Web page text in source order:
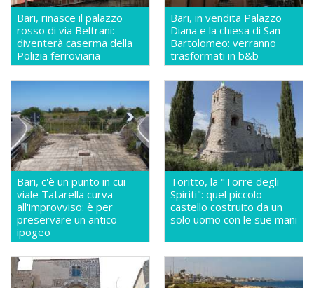
Bari, rinasce il palazzo
rosso di via Beltrani:
diventerà caserma della
Polizia ferroviaria
Bari, in vendita Palazzo
Diana e la chiesa di San
Bartolomeo: verranno
trasformati in b&b
Bari, c'è un punto in cui
viale Tatarella curva
all'improvviso: è per
preservare un antico
ipogeo
Toritto, la "Torre degli
Spiriti": quel piccolo
castello costruito da un
solo uomo con le sue mani